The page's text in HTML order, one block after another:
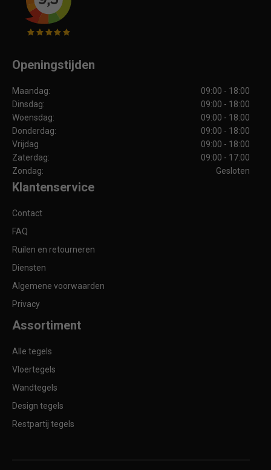
Openingstijden
Maandag:
09:00 - 18:00
Dinsdag:
09:00 - 18:00
Woensdag:
09:00 - 18:00
Donderdag:
09:00 - 18:00
Vrijdag
09:00 - 18:00
Zaterdag:
09:00 - 17:00
Zondag:
Gesloten
Klantenservice
Contact
FAQ
Ruilen en retourneren
Diensten
Algemene voorwaarden
Privacy
Assortiment
Alle tegels
Vloertegels
Wandtegels
Design tegels
Restpartij tegels